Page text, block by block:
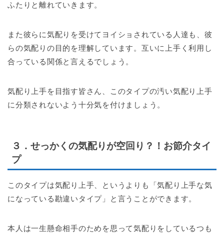
ふたりと離れていきます。
また彼らに気配りを受けてヨイショされている人達も、彼
らの気配りの目的を理解しています。互いに上手く利用し
合っている関係と言えるでしょう。
気配り上手を目指す皆さん、このタイプの汚い気配り上手
に分類されないよう十分気を付けましょう。
３．せっかくの気配りが空回り？！お節介タイ
プ
このタイプは気配り上手、というよりも「気配り上手な気
になっている勘違いタイプ」と言うことができます。
本人は一生懸命相手のためを思って気配りをしているつも